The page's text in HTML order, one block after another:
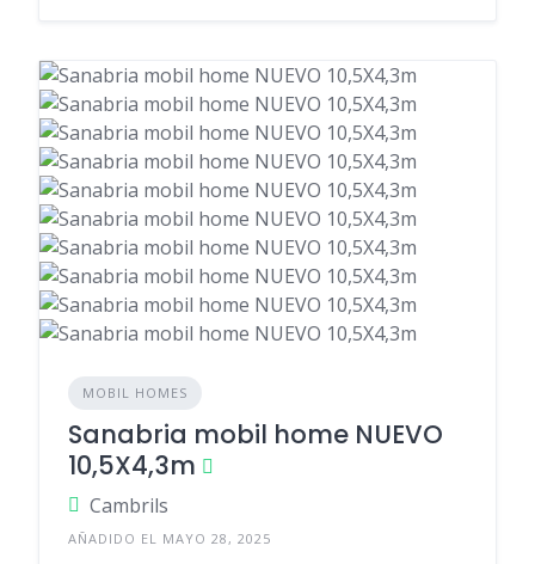
MOBIL HOMES
Sanabria mobil home NUEVO
10,5X4,3m
Cambrils
AÑADIDO EL MAYO 28, 2025